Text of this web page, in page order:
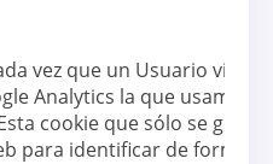
vez que un Usuario
Analytics la que usamos
cookie que sólo se
para identificar de forma